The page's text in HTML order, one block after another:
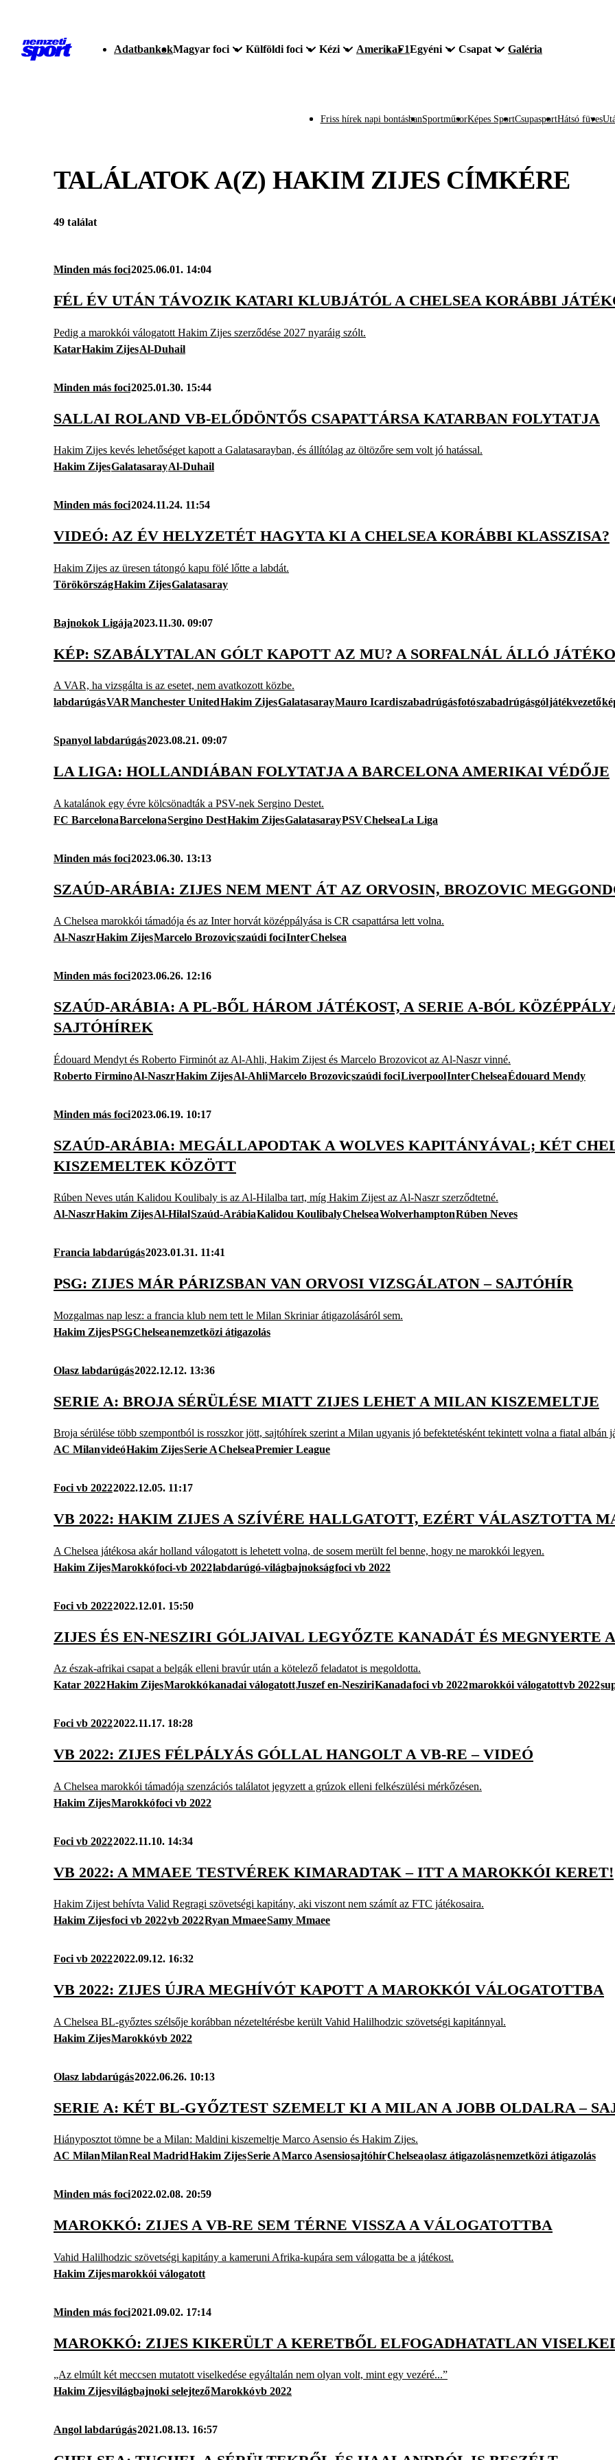
AdatbankokMagyar foci Külföldi foci Kézi AmerikaF1Egyéni Csapat Galéria
Friss hírek napi bontásbanSportműsorKépes SportCsupasportHátsó füves
TALÁLATOK A(Z) HAKIM ZIJES CÍMKÉRE
49 találat
Minden más foci2025.06.01. 14:04
FÉL ÉV UTÁN TÁVOZIK KATARI KLUBJÁTÓL A CHELSEA KORÁBBI
Pedig a marokkói válogatott Hakim Zijes szerződése 2027 nyaráig szólt.
KatarHakim ZijesAl-Duhail
Minden más foci2025.01.30. 15:44
SALLAI ROLAND VB-ELŐDÖNTŐS CSAPATTÁRSA KATARBAN FOLYTATJA
Hakim Zijes kevés lehetőséget kapott a Galatasarayban, és állítólag az öltözőre sem volt jó hatással.
Hakim ZijesGalatasarayAl-Duhail
Minden más foci2024.11.24. 11:54
VIDEÓ: AZ ÉV HELYZETÉT HAGYTA KI A CHELSEA KORÁBBI KLASSZISA?
Hakim Zijes az üresen tátongó kapu fölé lőtte a labdát.
TörökörszágHakim ZijesGalatasaray
Bajnokok Ligája2023.11.30. 09:07
KÉP: SZABÁLYTALAN GÓLT KAPOTT AZ MU? A SORFALNÁL ÁLLÓ
A VAR, ha vizsgálta is az esetet, nem avatkozott közbe.
labdarúgásVARManchester UnitedHakim ZijesGalatasarayMauro Icardiszabadrúgásfotószabadrúgásgóljátékvezető
Spanyol labdarúgás2023.08.21. 09:07
LA LIGA: HOLLANDIÁBAN FOLYTATJA A BARCELONA AMERIKAI VÉDŐJE
A katalánok egy évre kölcsönadták a PSV-nek Sergino Destet.
FC BarcelonaBarcelonaSergino DestHakim ZijesGalatasarayPSVChelseaLa Liga
Minden más foci2023.06.30. 13:13
SZAÚD-ARÁBIA: ZIJES NEM MENT ÁT AZ ORVOSIN, BROZOVIC
A Chelsea marokkói támadója és az Inter horvát középpályása is CR csapattársa lett volna.
Al-NaszrHakim ZijesMarcelo Brozovicszaúdi fociInterChelsea
Minden más foci2023.06.26. 12:16
SZAÚD-ARÁBIA: A PL-BŐL HÁROM JÁTÉKOST, A SERIE A-BÓL
SAJTÓHÍREK
Édouard Mendyt és Roberto Firminót az Al-Ahli, Hakim Zijest és Marcelo Brozovicot az Al-Naszr vinné.
Roberto FirminoAl-NaszrHakim ZijesAl-AhliMarcelo Brozovicszaúdi fociLiverpoolInterChelseaÉdouard Mendy
Minden más foci2023.06.19. 10:17
SZAÚD-ARÁBIA: MEGÁLLAPODTAK A WOLVES KAPITÁNYÁVAL; KÉT
KISZEMELTEK KÖZÖTT
Rúben Neves után Kalidou Koulibaly is az Al-Hilalba tart, míg Hakim Zijest az Al-Naszr szerződtetné.
Al-NaszrHakim ZijesAl-HilalSzaúd-ArábiaKalidou KoulibalyChelseaWolverhamptonRúben Neves
Francia labdarúgás2023.01.31. 11:41
PSG: ZIJES MÁR PÁRIZSBAN VAN ORVOSI VIZSGÁLATON – SAJTÓHÍR
Mozgalmas nap lesz: a francia klub nem tett le Milan Skriniar átigazolásáról sem.
Hakim ZijesPSGChelseanemzetközi átigazolás
Olasz labdarúgás2022.12.12. 13:36
SERIE A: BROJA SÉRÜLÉSE MIATT ZIJES LEHET A MILAN KISZEMELTJE
Broja sérülése több szempontból is rosszkor jött, sajtóhírek szerint a Milan ugyanis jó befektetésként tekintett volna a fiatal albán
AC MilanvideóHakim ZijesSerie AChelseaPremier League
Foci vb 20222022.12.05. 11:17
VB 2022: HAKIM ZIJES A SZÍVÉRE HALLGATOTT, EZÉRT VÁLASZTOTTA
A Chelsea játékosa akár holland válogatott is lehetett volna, de sosem merült fel benne, hogy ne marokkói legyen.
Hakim ZijesMarokkófoci-vb 2022labdarúgó-világbajnokságfoci vb 2022
Foci vb 20222022.12.01. 15:50
ZIJES ÉS EN-NESZIRI GÓLJAIVAL LEGYŐZTE KANADÁT ÉS MEGNYERTE
Az észak-afrikai csapat a belgák elleni bravúr után a kötelező feladatot is megoldotta.
Katar 2022Hakim ZijesMarokkókanadai válogatottJuszef en-NesziriKanadafoci vb 2022marokkói válogatottvb 2022
Foci vb 20222022.11.17. 18:28
VB 2022: ZIJES FÉLPÁLYÁS GÓLLAL HANGOLT A VB-RE – VIDEÓ
A Chelsea marokkói támadója szenzációs találatot jegyzett a grúzok elleni felkészülési mérkőzésen.
Hakim ZijesMarokkófoci vb 2022
Foci vb 20222022.11.10. 14:34
VB 2022: A MMAEE TESTVÉREK KIMARADTAK – ITT A MAROKKÓI KERET!
Hakim Zijest behívta Valid Regragi szövetségi kapitány, aki viszont nem számít az FTC játékosaira.
Hakim Zijesfoci vb 2022vb 2022Ryan MmaeeSamy Mmaee
Foci vb 20222022.09.12. 16:32
VB 2022: ZIJES ÚJRA MEGHÍVÓT KAPOTT A MAROKKÓI VÁLOGATOTTBA
A Chelsea BL-győztes szélsője korábban nézeteltérésbe került Vahid Halilhodzic szövetségi kapitánnyal.
Hakim ZijesMarokkóvb 2022
Olasz labdarúgás2022.06.26. 10:13
SERIE A: KÉT BL-GYŐZTEST SZEMELT KI A MILAN A JOBB OLDALRA –
Hiányposztot tömne be a Milan: Maldini kiszemeltje Marco Asensio és Hakim Zijes.
AC MilanMilanReal MadridHakim ZijesSerie AMarco AsensiosajtóhírChelseaolasz átigazolásnemzetközi átigazolás
Minden más foci2022.02.08. 20:59
MAROKKÓ: ZIJES A VB-RE SEM TÉRNE VISSZA A VÁLOGATOTTBA
Vahid Halilhodzic szövetségi kapitány a kameruni Afrika-kupára sem válogatta be a játékost.
Hakim Zijesmarokkói válogatott
Minden más foci2021.09.02. 17:14
MAROKKÓ: ZIJES KIKERÜLT A KERETBŐL ELFOGADHATATLAN
„Az elmúlt két meccsen mutatott viselkedése egyáltalán nem olyan volt, mint egy vezéré...”
Hakim Zijesvilágbajnoki selejtezőMarokkóvb 2022
Angol labdarúgás2021.08.13. 16:57